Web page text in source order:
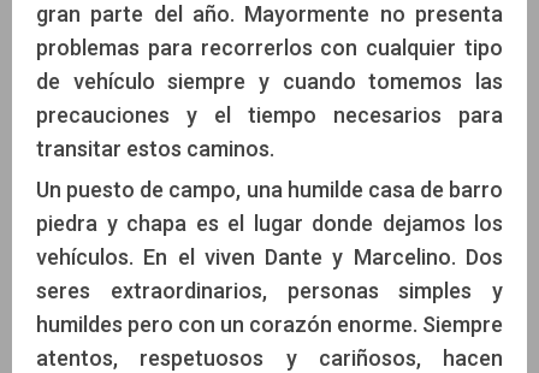
gran parte del año. Mayormente no presenta
problemas para recorrerlos con cualquier tipo
de vehículo siempre y cuando tomemos las
precauciones y el tiempo necesarios para
transitar estos caminos.
Un puesto de campo, una humilde casa de barro
piedra y chapa es el lugar donde dejamos los
vehículos. En el viven Dante y Marcelino. Dos
seres extraordinarios, personas simples y
humildes pero con un corazón enorme. Siempre
atentos, respetuosos y cariñosos, hacen